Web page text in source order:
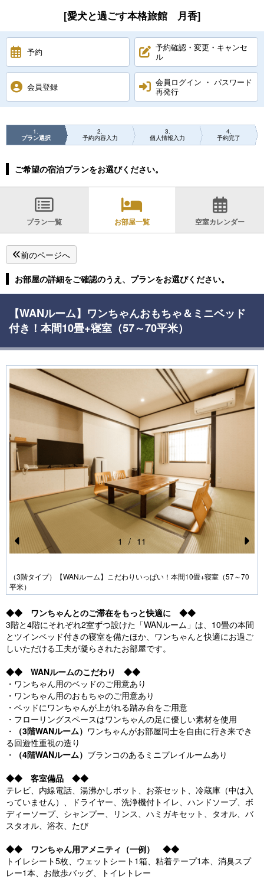
[愛犬と過ごす本格旅館 月香]
予約
予約確認・変更・キャンセ
ル
会員登録
会員ログイン ・ パスワード
再発行
1
プラン選択
2
予約内容入力
3
個人情報入力
4
予約完了
ご希望の宿泊プランをお選びください。
プラン一覧 お部屋一覧 空室カレンダー
前のページへ
お部屋の詳細をご確認のうえ、プランをお選びください。
【WANルーム】ワンちゃんおもちゃ＆ミニベッド
付き！本間10畳+寝室（57～70平米）
Pr
e
vi
o
u
s
（3階タイプ）【WANルーム】こだわりいっぱい！本間10畳+寝室（57～70
平米）
N
e
xt
1 / 11
◆◆ ワンちゃんとのご滞在をもっと快適に ◆◆
3階と4階にそれぞれ2室ずつ設けた「WANルーム」は、10畳の本間
とツインベッド付きの寝室を備たほか、ワンちゃんと快適にお過ご
しいただける工夫が凝らされたお部屋です。
◆◆ WANルームのこだわり ◆◆
・ワンちゃん用のベッドのご用意あり
・ワンちゃん用のおもちゃのご用意あり
・ベッドにワンちゃんが上がれる踏み台をご用意
・フローリングスペースはワンちゃんの足に優しい素材を使用
・
（3階WANルーム） ワンちゃんがお部屋同士を自由に行き来でき
る回遊性重視の造り
・
（4階WANルーム） ブランコのあるミニプレイルームあり
◆◆ 客室備品 ◆◆
テレビ、内線電話、湯沸かしポット、お茶セット、冷蔵庫（中は入
っていません）、ドライヤー、洗浄機付トイレ、ハンドソープ、ボ
ディーソープ、シャンプー、リンス、ハミガキセット、タオル、バ
スタオル、浴衣、たび
◆◆ ワンちゃん用アメニティ（一例） ◆◆
トイレシート5枚、ウェットシート1箱、粘着テープ1本、消臭スプ
レー1本、お散歩バッグ、トイレトレー